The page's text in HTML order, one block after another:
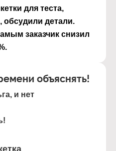
для теста,
обсудили детали.
заказчик снизил
объяснять!